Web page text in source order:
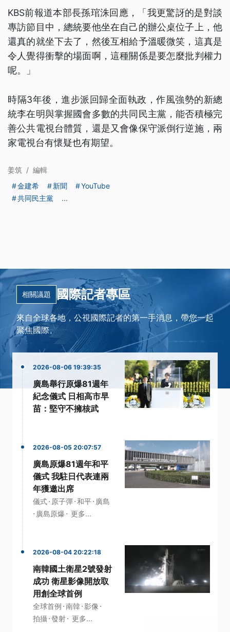
KBS前報道本部長孫琯洙回應，「我更驚訝的是對談
專訪節目中，總統要他坐在自己的辦公桌位子上，他
還真的就坐下去了，然後互相給予溫暖微笑，這真是
令人覺得衝擊的場面啊，這種關係是要怎麼批判權力
呢。」
時隔3年後，進步派回歸全面執政，作風強勢的新總
統李在明與掌握國會多數的共同民主黨，能否積極完
善公共電視台體質，還是又會像保守派倒行逆施，兩
家電視台有懷疑也有期望。
姜筑 / 編輯
金建希
新聞
YouTube
共同民主黨
...
相關議題 國際記者專區
來自全球各地，公視國際記者的第一手消息，帶您一起
聚焦國際。
2026-08-06 19:39:35
廣島舉行原爆81週年
紀念儀式 日相高市早
苗：堅守不擁核武
2026-08-05 20:07:57
廣島原爆81週年和平
儀式 我駐日代表連兩
年獲邀出席
儀式· 原子彈·和平· 廣島
· 廣島原爆 · 更多...
2026-08-04 20:22:18
南韓國土衛星2號發射
成功 衛星影像開放取
用創全球首例
全球首例 ·南韓·影像 ·
拍攝·發射· 更多...